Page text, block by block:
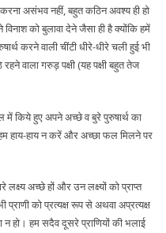
असंभव नहीं, बहुत कठिन अवश्य ही हो
को बुलावा देने जैसा ही है क्योंकि हमें
करने वाली चींटी धीरे-धीरे चली हुई भी
वाला गरुड़ पक्षी (यह पक्षी बहुत तेज
में किये हुए अपने अच्छे व बुरे पुरुषार्थ का
हाय-हाय न करें और अच्छा फल मिलने पर
अच्छे हों और उन लक्ष्यों को प्राप्त
को प्रत्यक्ष रूप से अथवा अप्रत्यक्ष
हो। हम सदैव दूसरे प्राणियों की भलाई